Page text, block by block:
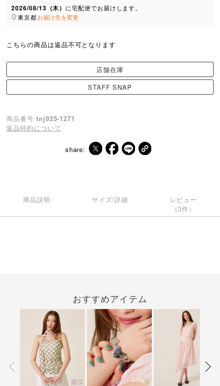
2026/08/13（木） に宅配便でお届けします。
東京都お届け先を変更
こちらの商品は返品不可となります
店舗在庫
STAFF SNAP
商品番号 tnj925-1271
返品特約について
share:
商品説明 サイズ/詳細
レビュー
（3件）
おすすめアイテム